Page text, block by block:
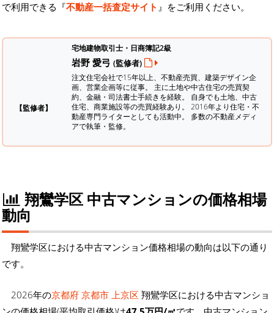
で利用できる『不動産一括査定サイト 』をご利用ください。
【監修者】
宅地建物取引士・日商簿記2級
岩野 愛弓 (監修者)
注文住宅会社で15年以上、不動産売買、建築デザイン企
画、営業企画等に従事。 主に土地や中古住宅の売買契
約、金融・司法書士手続きを経験。 自身でも土地、中古
住宅、商業施設等の売買経験あり。 2016年より住宅・不
動産専門ライターとしても活動中。 多数の不動産メディ
アで執筆・監修。
翔鸞学区 中古マンションの価格相場
動向
翔鸞学区における中古マンション価格相場の動向は以下の通り
です。
2026年の京都府 京都市 上京区 翔鸞学区における中古マンショ